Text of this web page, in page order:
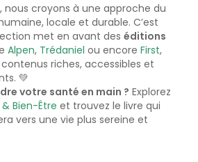
nous croyons à une approche du
locale et durable. C’est
met en avant des éditions
Alpen, Trédaniel ou encore First,
riches, accessibles et
💚
votre santé en main ? Explorez
Bien-Être et trouvez le livre qui
vers une vie plus sereine et